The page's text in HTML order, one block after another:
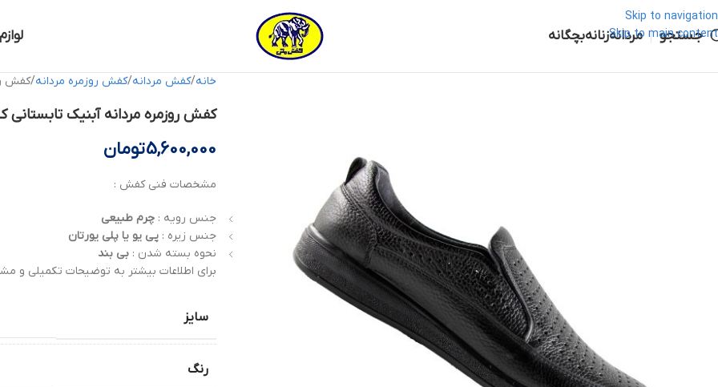
Skip to navigation
Skip to main content
جستجو مردانهزنانهبچگانه
خانه کفش مردانه کفش روزمره مردانه کفش
کفش روزمره مردانه آبنیک تابستانی کد 14181784 کفش
5,600,000تومان
مشخصات فنی کفش :
جنس رویه : چرم طبیعی
جنس زیره : پی یو یا پلی یورتان
نحوه بسته شدن : بی بند
برای اطلاعات بیشتر به توضیحات تکمیلی و
سایز
رنگ